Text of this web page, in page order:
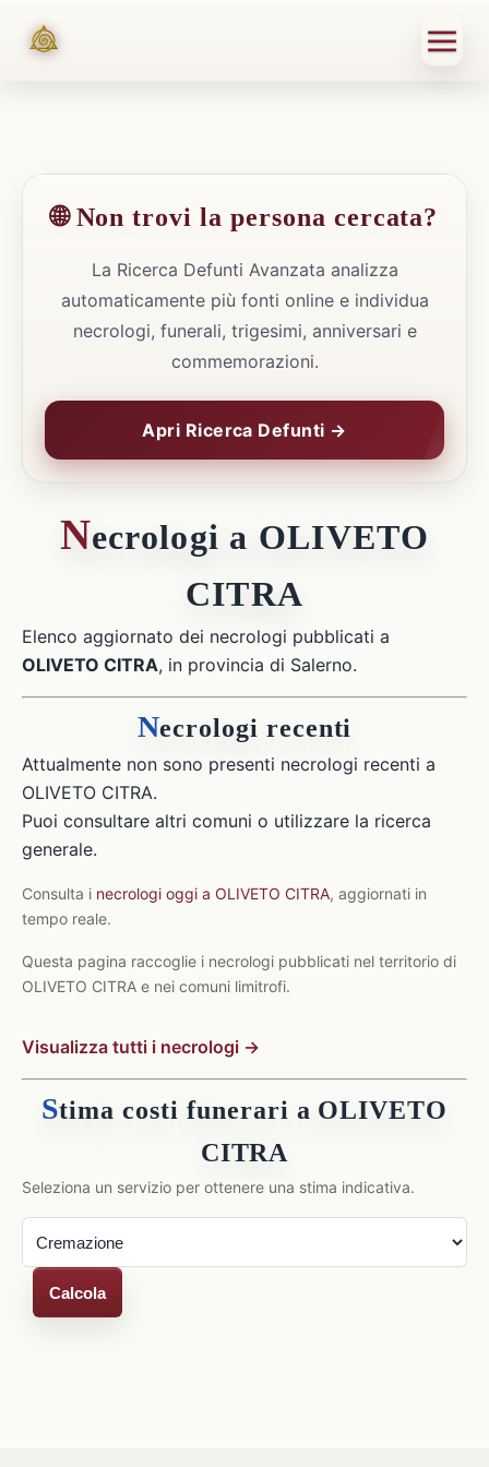
🌐 Non trovi la persona cercata?
La Ricerca Defunti Avanzata analizza
automaticamente più fonti online e individua
necrologi, funerali, trigesimi, anniversari e
commemorazioni.
Apri Ricerca Defunti →
Necrologi a OLIVETO
CITRA
Elenco aggiornato dei necrologi pubblicati a
OLIVETO CITRA, in provincia di Salerno.
Necrologi recenti
Attualmente non sono presenti necrologi recenti a
OLIVETO CITRA.
Puoi consultare altri comuni o utilizzare la ricerca
generale.
Consulta i necrologi oggi a OLIVETO CITRA, aggiornati in
tempo reale.
Questa pagina raccoglie i necrologi pubblicati nel territorio di
OLIVETO CITRA e nei comuni limitrofi.
Visualizza tutti i necrologi →
Stima costi funerari a OLIVETO
CITRA
Seleziona un servizio per ottenere una stima indicativa.
Calcola